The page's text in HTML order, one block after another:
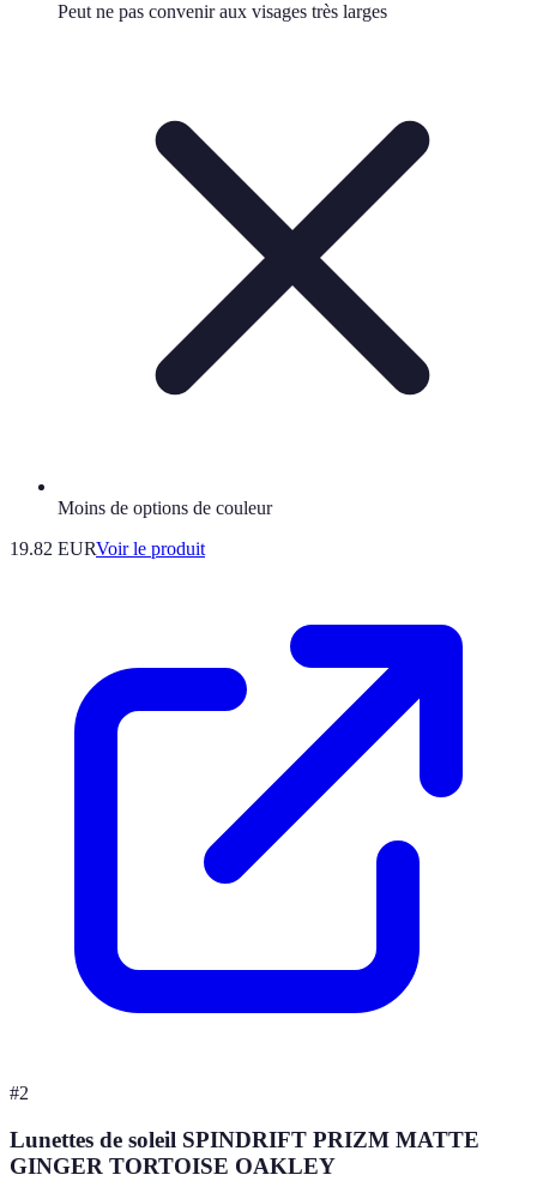
Peut ne pas convenir aux visages très larges
Moins de options de couleur
19.82 EURVoir le produit
#2
Lunettes de soleil SPINDRIFT PRIZM MATTE
GINGER TORTOISE OAKLEY